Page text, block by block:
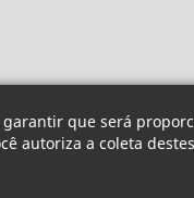
que será
autoriza a coleta